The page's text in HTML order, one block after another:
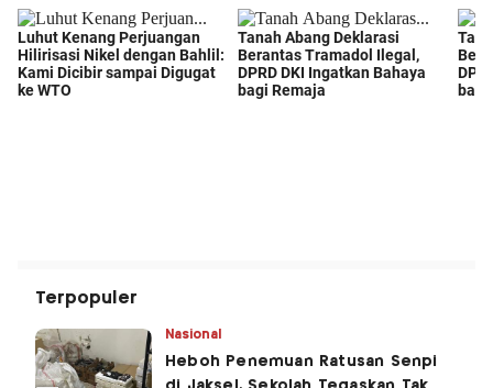
Terpopuler
Nasional
Heboh Penemuan Ratusan Senpi